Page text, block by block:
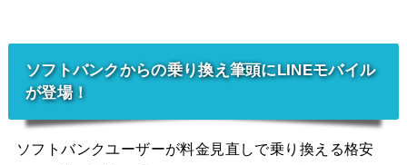
ソフトバンクからの乗り換え筆頭にLINEモバイル
が登場！
ソフトバンクユーザーが料金見直しで乗り換える格安